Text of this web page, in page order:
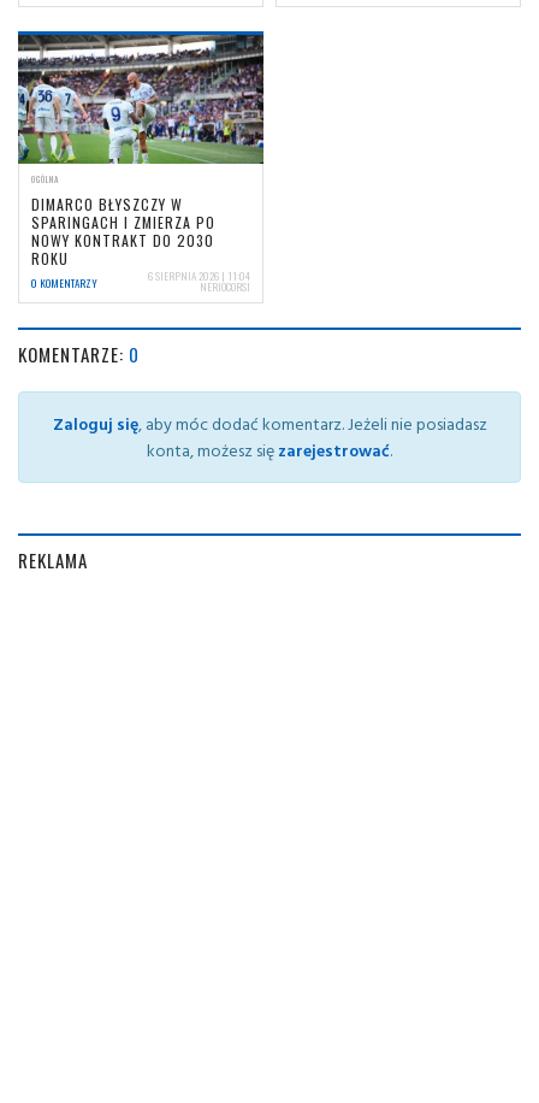
OGÓLNA
DIMARCO BŁYSZCZY W
SPARINGACH I ZMIERZA PO
NOWY KONTRAKT DO 2030
ROKU
0 KOMENTARZY 6 SIERPNIA 2026 | 11:04
NERIOCORSI
KOMENTARZE: 0
Zaloguj się, aby móc dodać komentarz. Jeżeli nie posiadasz
konta, możesz sięzarejestrować.
REKLAMA